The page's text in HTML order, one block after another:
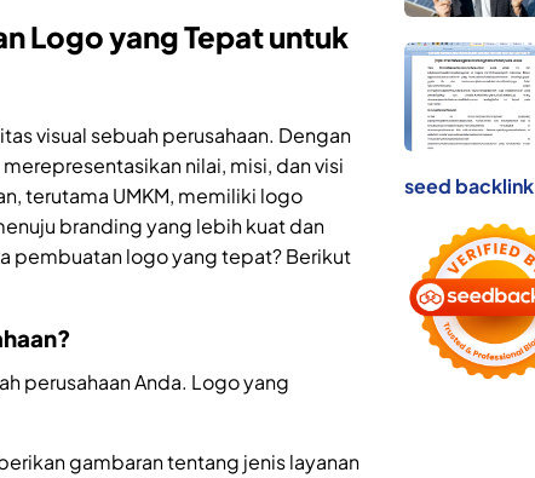
Logo yang Tepat untuk
visual sebuah perusahaan. Dengan
nilai, misi, dan visi
terutama UMKM, memiliki logo
branding yang lebih kuat dan
pembuatan logo yang tepat? Berikut
perusahaan Anda. Logo yang
gambaran tentang jenis layanan
seed backlink